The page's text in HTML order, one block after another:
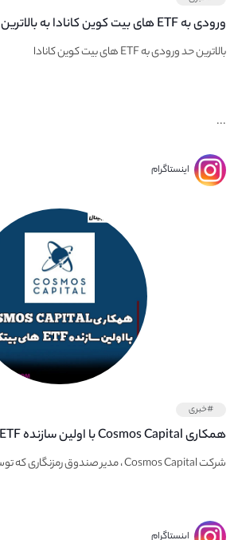
ورودی به ETF های بیت کوین کانادا به بالاترین حد خود رسید
بالاترین حد ورودی به ETF های بیت کوین کانادا
...
اینستاگرام
#خبری
همکاری Cosmos Capital با اولین سازنده ETF های بیتکوین
شرکت Cosmos Capital ، مدیر صندوق رمزنگاری که توسط...
اینستاگرام